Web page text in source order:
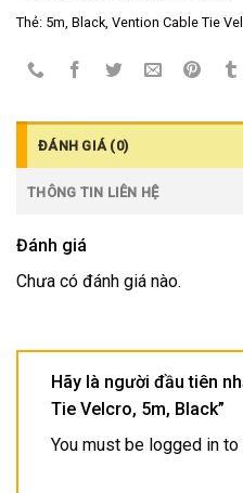
Thẻ: 5m, Black, Vention Cable Tie
ĐÁNH GIÁ (0)
THÔNG TIN LIÊN HỆ
Đánh giá
Chưa có đánh giá nào.
Hãy là người đầu tiên
Tie Velcro, 5m, Black”
You must be logged in to